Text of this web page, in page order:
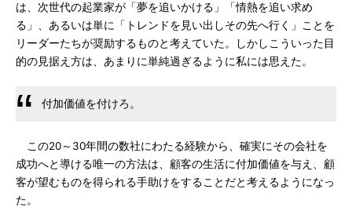
は、次世代の起業家が「夢を追いかける」「情熱を追い求め
る」、あるいは単に「トレンドを見い出しその先へ行く」ことを
リーダーたちが奨励するものと考えていた。しかしこういった目
的の見据え方は、あまりに単純過ぎるように私には思えた。
付加価値を付けろ。
この20～30年間の数社にわたる経験から、確実にその会社を
成功へと導ける唯一の方法は、顧客の生活に付加価値を与え、顧
客が望むものを得られる手助けをすることだと考えるようになっ
た。